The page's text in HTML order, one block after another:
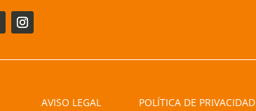
AVISO LEGAL POLÍTICA DE PRIVACIDAD